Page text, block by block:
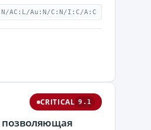
AC:L/Au:N/C:N/I:C/A:C
CRITICAL 9.1
позволяющая